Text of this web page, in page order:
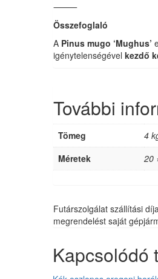
⸻
Összefoglaló
A Pinus mugo ‘Mughus’
igénytelenségével kezdő
További
Tömeg
4
Méretek
20
Futárszolgálat szállítási
megrendelést saját
Kapcsolódó